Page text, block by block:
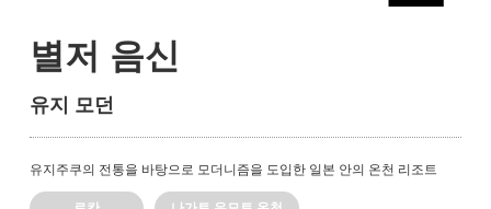
별저 음신
유지 모던
유지주쿠의 전통을 바탕으로 모더니즘을 도입한 일본 안의 온천 리조트